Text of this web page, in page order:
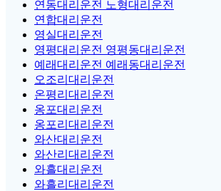
연동대리운전 노형대리운전
연합대리운전
영실대리운전
영평대리운전 영평동대리운전
예래대리운전 예래동대리운전
오조리대리운전
온평리대리운전
옹포대리운전
옹포리대리운전
와산대리운전
와산리대리운전
와흘대리운전
와흘리대리운전